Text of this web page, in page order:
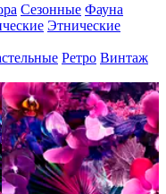
Сезонные Фауна
Этнические
Ретро Винтаж